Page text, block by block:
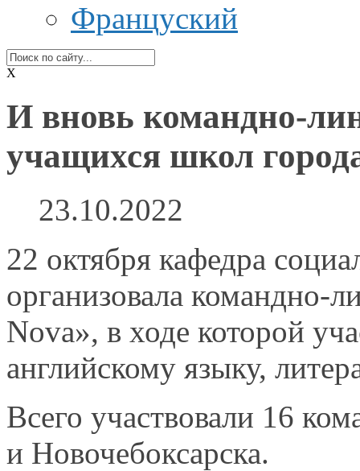
Француский
X
И вновь командно-
учащихся школ
23.10.2022
22 октября кафедра
организовала командно-
Nova», в ходе которой
английскому языку,
Всего участвовали 16
и Новочебоксарска.